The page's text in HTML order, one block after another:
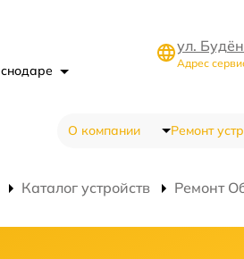
ул.
Адрес
О компании Ремонт
Каталог устройств Ремонт